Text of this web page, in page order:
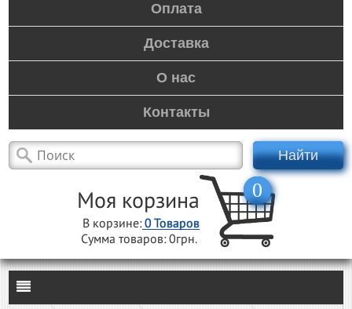
Оплата
Доставка
О нас
Контакты
Найти
Моя корзина
В корзине:0Товаров
Сумма товаров:0грн.
0